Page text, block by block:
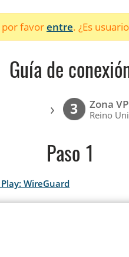
por favorentre. ¿Es
Guía de
› 3 Zona
Reino
Paso 1
WireGuard